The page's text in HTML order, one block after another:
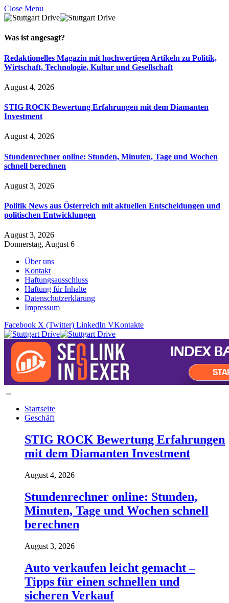
Close Menu
Was ist angesagt?
Redaktionelles Magazin mit hochwertigen Artikeln zu Politik,
Wirtschaft, Technologie, Kultur und Gesellschaft
August 4, 2026
STIG ROCK Bewertung Erfahrungen mit dem Diamanten
Investment
August 4, 2026
Stundenrechner online: Stunden, Minuten, Tage und Wochen
schnell berechnen
August 3, 2026
Politik News aus Österreich mit aktuellen Entscheidungen und
politischen Entwicklungen
August 3, 2026
Donnerstag, August 6
Über uns
Kontakt
Haftungsausschluss
Haftung für Inhalte
Datenschutzerklärung
Impressum
Facebook X (Twitter) LinkedIn VKontakte
Startseite
Geschäft
STIG ROCK Bewertung Erfahrungen
mit dem Diamanten Investment
August 4, 2026
Stundenrechner online: Stunden,
Minuten, Tage und Wochen schnell
berechnen
August 3, 2026
Auto verkaufen leicht gemacht –
Tipps für einen schnellen und
sicheren Verkauf